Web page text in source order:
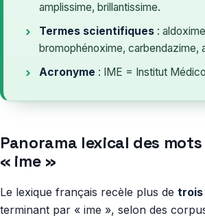
amplissime, brillantissime.
Termes scientifiques :
bromophénoxime, carbendazime,
Acronyme : IME = Institut
Panorama lexical des
« ime »
Le lexique français recèle plus de trois
terminant par « ime », selon des